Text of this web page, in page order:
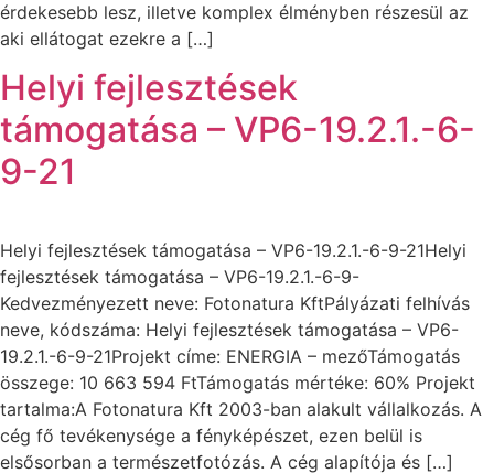
érdekesebb lesz, illetve komplex élményben részesül az
aki ellátogat ezekre a […]
Helyi fejlesztések
támogatása – VP6-19.2.1.-6-
9-21
Helyi fejlesztések támogatása – VP6-19.2.1.-6-9-21Helyi
fejlesztések támogatása – VP6-19.2.1.-6-9-
Kedvezményezett neve: Fotonatura KftPályázati felhívás
neve, kódszáma: Helyi fejlesztések támogatása – VP6-
19.2.1.-6-9-21Projekt címe: ENERGIA – mezőTámogatás
összege: 10 663 594 FtTámogatás mértéke: 60% Projekt
tartalma:A Fotonatura Kft 2003-ban alakult vállalkozás. A
cég fő tevékenysége a fényképészet, ezen belül is
elsősorban a természetfotózás. A cég alapítója és […]